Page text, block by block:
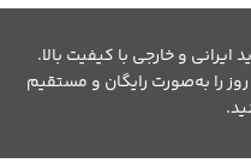
و خارجی با کیفیت بالا.
را به‌صورت رایگان و مستقیم